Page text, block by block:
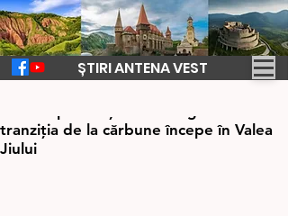
ȘTIRI ANTENA VEST
tranziția de la cărbune începe în Valea
Jiului